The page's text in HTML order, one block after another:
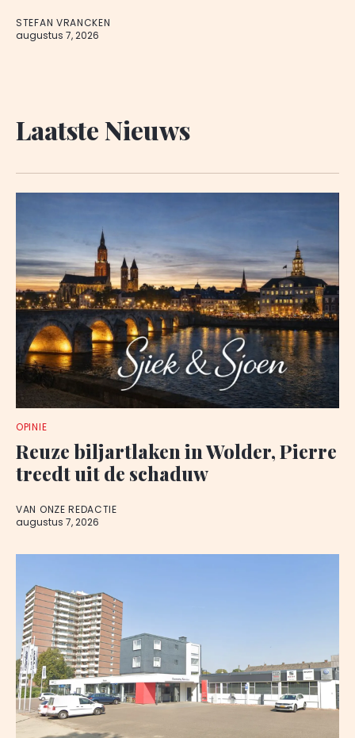
STEFAN VRANCKEN
augustus 7, 2026
Laatste Nieuws
OPINIE
Reuze biljartlaken in Wolder, Pierre
treedt uit de schaduw
VAN ONZE REDACTIE
augustus 7, 2026